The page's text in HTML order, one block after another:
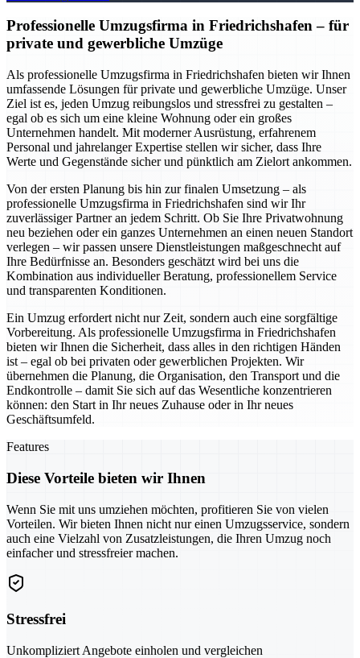
Professionelle Umzugsfirma in Friedrichshafen – für
private und gewerbliche Umzüge
Als professionelle Umzugsfirma in Friedrichshafen bieten wir Ihnen
umfassende Lösungen für private und gewerbliche Umzüge. Unser
Ziel ist es, jeden Umzug reibungslos und stressfrei zu gestalten –
egal ob es sich um eine kleine Wohnung oder ein großes
Unternehmen handelt. Mit moderner Ausrüstung, erfahrenem
Personal und jahrelanger Expertise stellen wir sicher, dass Ihre
Werte und Gegenstände sicher und pünktlich am Zielort ankommen.
Von der ersten Planung bis hin zur finalen Umsetzung – als
professionelle Umzugsfirma in Friedrichshafen sind wir Ihr
zuverlässiger Partner an jedem Schritt. Ob Sie Ihre Privatwohnung
neu beziehen oder ein ganzes Unternehmen an einen neuen Standort
verlegen – wir passen unsere Dienstleistungen maßgeschnecht auf
Ihre Bedürfnisse an. Besonders geschätzt wird bei uns die
Kombination aus individueller Beratung, professionellem Service
und transparenten Konditionen.
Ein Umzug erfordert nicht nur Zeit, sondern auch eine sorgfältige
Vorbereitung. Als professionelle Umzugsfirma in Friedrichshafen
bieten wir Ihnen die Sicherheit, dass alles in den richtigen Händen
ist – egal ob bei privaten oder gewerblichen Projekten. Wir
übernehmen die Planung, die Organisation, den Transport und die
Endkontrolle – damit Sie sich auf das Wesentliche konzentrieren
können: den Start in Ihr neues Zuhause oder in Ihr neues
Geschäftsumfeld.
Features
Diese Vorteile bieten wir Ihnen
Wenn Sie mit uns umziehen möchten, profitieren Sie von vielen
Vorteilen. Wir bieten Ihnen nicht nur einen Umzugsservice, sondern
auch eine Vielzahl von Zusatzleistungen, die Ihren Umzug noch
einfacher und stressfreier machen.
Stressfrei
Unkompliziert Angebote einholen und vergleichen